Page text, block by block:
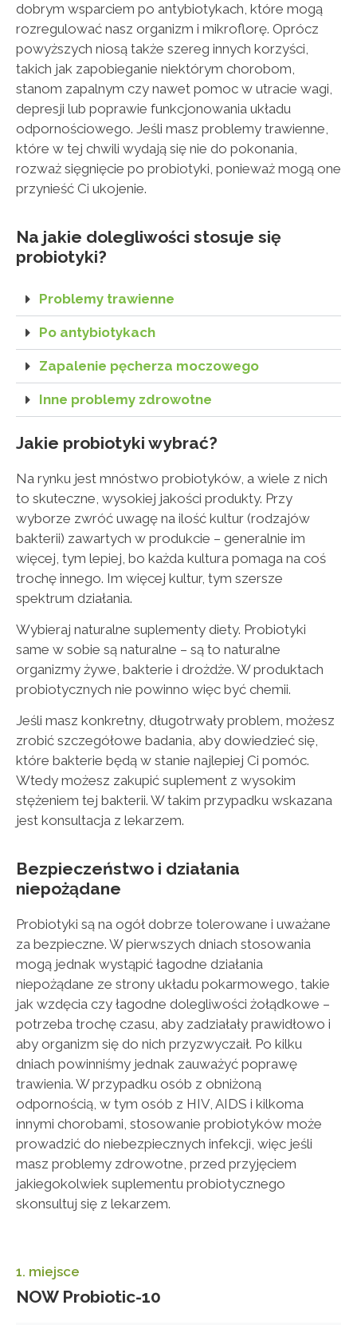
dobrym wsparciem po antybiotykach, które mogą
rozregulować nasz organizm i mikroflorę. Oprócz
powyższych niosą także szereg innych korzyści,
takich jak zapobieganie niektórym chorobom,
stanom zapalnym czy nawet pomoc w utracie wagi,
depresji lub poprawie funkcjonowania układu
odpornościowego. Jeśli masz problemy trawienne,
które w tej chwili wydają się nie do pokonania,
rozważ sięgnięcie po probiotyki, ponieważ mogą one
przynieść Ci ukojenie.
Na jakie dolegliwości stosuje się
probiotyki?
Problemy trawienne
Po antybiotykach
Zapalenie pęcherza moczowego
Inne problemy zdrowotne
Jakie probiotyki wybrać?
Na rynku jest mnóstwo probiotyków, a wiele z nich
to skuteczne, wysokiej jakości produkty. Przy
wyborze zwróć uwagę na ilość kultur (rodzajów
bakterii) zawartych w produkcie – generalnie im
więcej, tym lepiej, bo każda kultura pomaga na coś
trochę innego. Im więcej kultur, tym szersze
spektrum działania.
Wybieraj naturalne suplementy diety. Probiotyki
same w sobie są naturalne – są to naturalne
organizmy żywe, bakterie i drożdże. W produktach
probiotycznych nie powinno więc być chemii.
Jeśli masz konkretny, długotrwały problem, możesz
zrobić szczegółowe badania, aby dowiedzieć się,
które bakterie będą w stanie najlepiej Ci pomóc.
Wtedy możesz zakupić suplement z wysokim
stężeniem tej bakterii. W takim przypadku wskazana
jest konsultacja z lekarzem.
Bezpieczeństwo i działania
niepożądane
Probiotyki są na ogół dobrze tolerowane i uważane
za bezpieczne. W pierwszych dniach stosowania
mogą jednak wystąpić łagodne działania
niepożądane ze strony układu pokarmowego, takie
jak wzdęcia czy łagodne dolegliwości żołądkowe –
potrzeba trochę czasu, aby zadziałały prawidłowo i
aby organizm się do nich przyzwyczaił. Po kilku
dniach powinniśmy jednak zauważyć poprawę
trawienia. W przypadku osób z obniżoną
odpornością, w tym osób z HIV, AIDS i kilkoma
innymi chorobami, stosowanie probiotyków może
prowadzić do niebezpiecznych infekcji, więc jeśli
masz problemy zdrowotne, przed przyjęciem
jakiegokolwiek suplementu probiotycznego
skonsultuj się z lekarzem.
1. miejsce
NOW Probiotic-10